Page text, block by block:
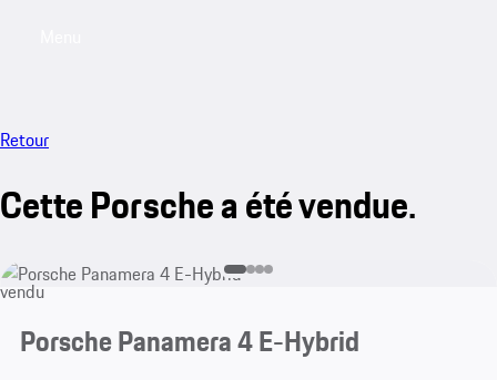
Retour
Cette Porsche a été vendue.
vendu
Porsche Panamera 4 E-Hybrid